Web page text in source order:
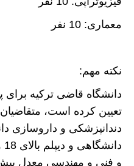
معماری: 10 نفر
نکته مهم:
دانشگاه قاضی ترکیه
تعیین کرده است،
دندانپزشکی و داروسازی